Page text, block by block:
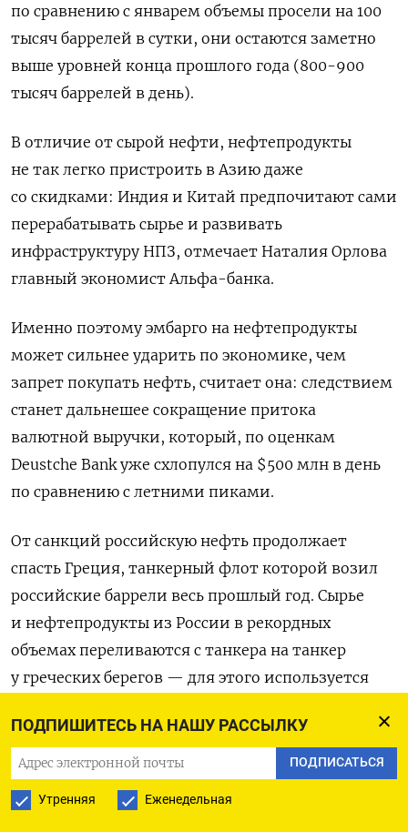
ПОДПИШИТЕСЬ НА НАШУ РАССЫЛКУ
ПОДПИСАТЬСЯ
Утренняя Еженедельная
по сравнению с январем объемы просели на 100
тысяч баррелей в сутки, они остаются заметно
выше уровней конца прошлого года (800-900
тысяч баррелей в день).
В отличие от сырой нефти, нефтепродукты
не так легко пристроить в Азию даже
со скидками: Индия и Китай предпочитают сами
перерабатывать сырье и развивать
инфраструктуру НПЗ, отмечает Наталия Орлова
главный экономист Альфа-банка.
Именно поэтому эмбарго на нефтепродукты
может сильнее ударить по экономике, чем
запрет покупать нефть, считает она: следствием
станет дальнешее сокращение притока
валютной выручки, который, по оценкам
Deustche Bank уже схлопулся на $500 млн в день
по сравнению с летними пиками.
От санкций российскую нефть продолжает
спасть Греция, танкерный флот которой возил
российские баррели весь прошлый год. Сырье
и нефтепродукты из России в рекордных
объемах переливаются с танкера на танкер
у греческих берегов — для этого используется
данные по перемещению судов. В январе,
по оценкам агентства, объем такой перевалки
в море достиг 23 млн баррелей.